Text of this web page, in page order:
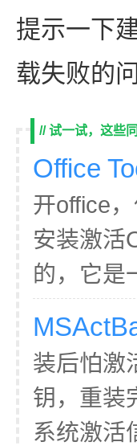
提示一下
载失败的问
// 试一试，这些
Office
开office
安装激活
的，它是
装后怕激
钥，重装
系统激活